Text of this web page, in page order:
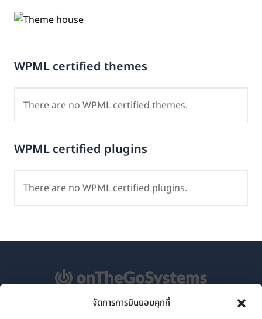
จัดการการยินยอมคุกกี้
WPML certified themes
There are no WPML certified themes.
WPML certified plugins
There are no WPML certified plugins.